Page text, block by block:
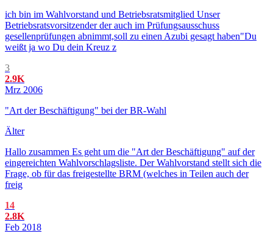
ich bin im Wahlvorstand und Betriebsratsmitglied Unser
Betriebsratsvorsitzender der auch im Prüfungsausschuss
gesellenprüfungen abnimmt,soll zu einen Azubi gesagt haben"Du
weißt ja wo Du dein Kreuz z
3
2.9K
Mrz 2006
"Art der Beschäftigung" bei der BR-Wahl
Älter
Hallo zusammen Es geht um die "Art der Beschäftigung" auf der
eingereichten Wahlvorschlagsliste. Der Wahlvorstand stellt sich die
Frage, ob für das freigestellte BRM (welches in Teilen auch der
freig
14
2.8K
Feb 2018